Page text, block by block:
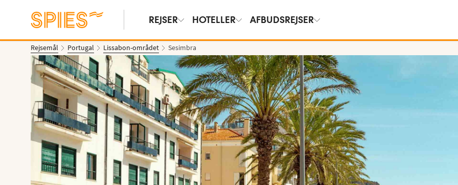
REJSER HOTELLER AFBUDSREJSER
Rejsemål Portugal Lissabon-området Sesimbra